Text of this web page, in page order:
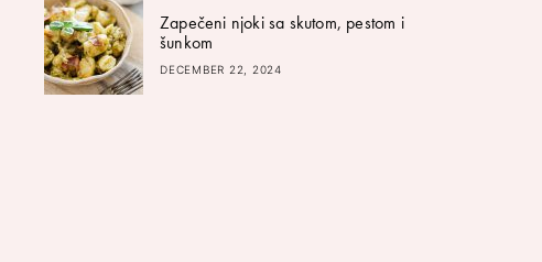
Zapečeni njoki sa skutom, pestom i
šunkom
DECEMBER 22, 2024